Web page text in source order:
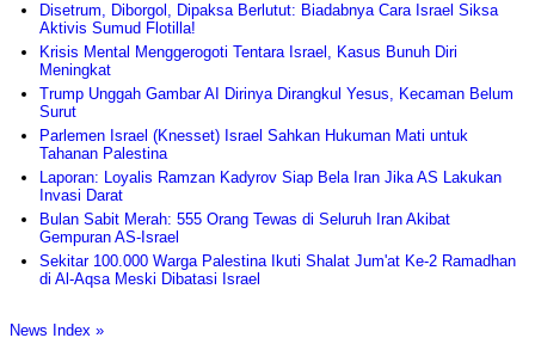
Disetrum, Diborgol, Dipaksa Berlutut: Biadabnya Cara Israel Siksa
Aktivis Sumud Flotilla!
Krisis Mental Menggerogoti Tentara Israel, Kasus Bunuh Diri
Meningkat
Trump Unggah Gambar AI Dirinya Dirangkul Yesus, Kecaman Belum
Surut
Parlemen Israel (Knesset) Israel Sahkan Hukuman Mati untuk
Tahanan Palestina
Laporan: Loyalis Ramzan Kadyrov Siap Bela Iran Jika AS Lakukan
Invasi Darat
Bulan Sabit Merah: 555 Orang Tewas di Seluruh Iran Akibat
Gempuran AS-Israel
Sekitar 100.000 Warga Palestina Ikuti Shalat Jum'at Ke-2 Ramadhan
di Al-Aqsa Meski Dibatasi Israel
News Index »